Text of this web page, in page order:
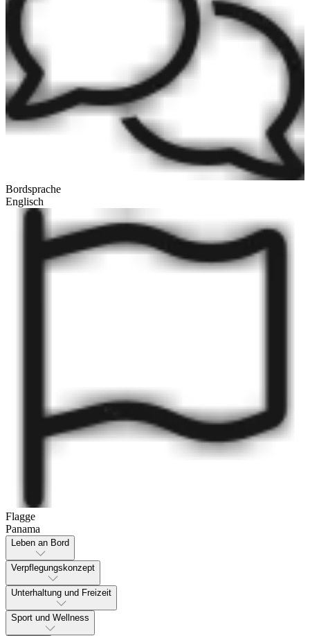
Bordsprache
Englisch
Flagge
Panama
Leben an Bord
Verpflegungskonzept
Unterhaltung und Freizeit
Sport und Wellness